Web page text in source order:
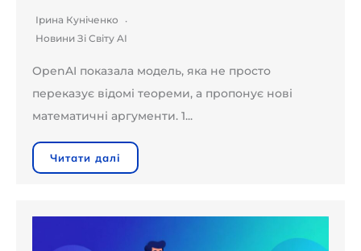
Ірина Куніченко
Новини Зі Світу AI
OpenAI показала модель, яка не просто
переказує відомі теореми, а пропонує нові
математичні аргументи. 1...
Читати далі